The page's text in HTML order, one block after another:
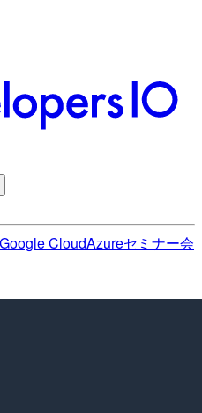
Google CloudAzureセミナー会